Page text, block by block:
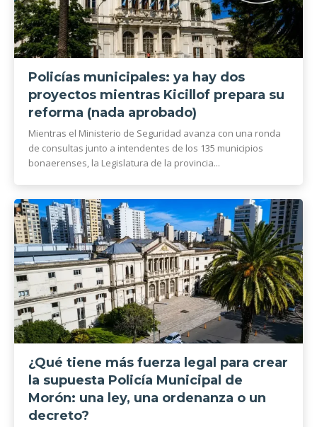
Policías municipales: ya hay dos
proyectos mientras Kicillof prepara su
reforma (nada aprobado)
Mientras el Ministerio de Seguridad avanza con una ronda
de consultas junto a intendentes de los 135 municipios
bonaerenses, la Legislatura de la provincia...
¿Qué tiene más fuerza legal para crear
la supuesta Policía Municipal de
Morón: una ley, una ordenanza o un
decreto?